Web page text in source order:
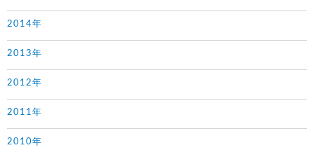
2014年
2013年
2012年
2011年
2010年